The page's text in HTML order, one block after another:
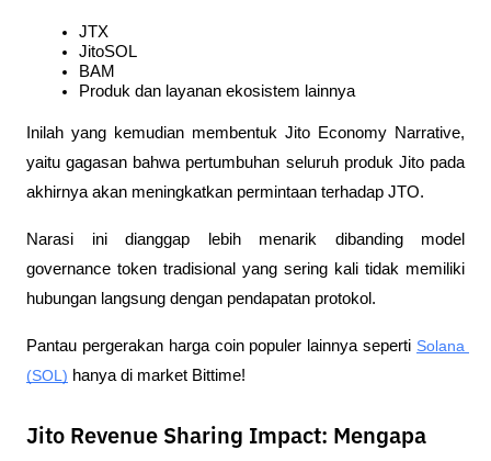
JTX
JitoSOL
BAM
Produk dan layanan ekosistem lainnya
Inilah yang kemudian membentuk Jito Economy Narrative,
yaitu gagasan bahwa pertumbuhan seluruh produk Jito pada
akhirnya akan meningkatkan permintaan terhadap JTO.
Narasi ini dianggap lebih menarik dibanding model
governance token tradisional yang sering kali tidak memiliki
hubungan langsung dengan pendapatan protokol.
Pantau pergerakan harga coin populer lainnya seperti Solana
(SOL) hanya di market Bittime!
Jito Revenue Sharing Impact: Mengapa